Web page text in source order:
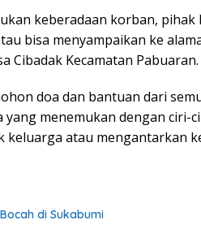
keberadaan korban,
bisa menyampaikan ke
Cibadak Kecamatan Pabuaran.
doa dan bantuan dari
yang menemukan dengan
atau mengantarkan
di Sukabumi